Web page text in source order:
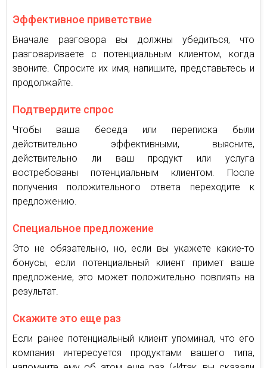
Эффективное приветствие
Вначале разговора вы должны убедиться, что
разговариваете с потенциальным клиентом, когда
звоните. Спросите их имя, напишите, представьтесь и
продолжайте.
Подтвердите спрос
Чтобы ваша беседа или переписка были
действительно эффективными, выясните,
действительно ли ваш продукт или услуга
востребованы потенциальным клиентом. После
получения положительного ответа переходите к
предложению.
Специальное предложение
Это не обязательно, но, если вы укажете какие-то
бонусы, если потенциальный клиент примет ваше
предложение, это может положительно повлиять на
результат.
Скажите это еще раз
Если ранее потенциальный клиент упоминал, что его
компания интересуется продуктами вашего типа,